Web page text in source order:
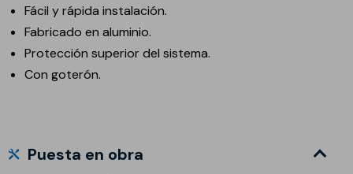
Fácil y rápida instalación.
Fabricado en aluminio.
Protección superior del sistema.
Con goterón.
Puesta en obra